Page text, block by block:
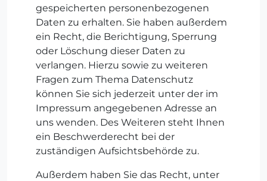
gespeicherten personenbezogenen
Daten zu erhalten. Sie haben außerdem
ein Recht, die Berichtigung, Sperrung
oder Löschung dieser Daten zu
verlangen. Hierzu sowie zu weiteren
Fragen zum Thema Datenschutz
können Sie sich jederzeit unter der im
Impressum angegebenen Adresse an
uns wenden. Des Weiteren steht Ihnen
ein Beschwerderecht bei der
zuständigen Aufsichtsbehörde zu.
Außerdem haben Sie das Recht, unter